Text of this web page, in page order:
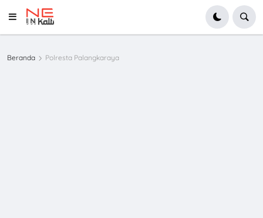
Beranda Polresta Palangkaraya